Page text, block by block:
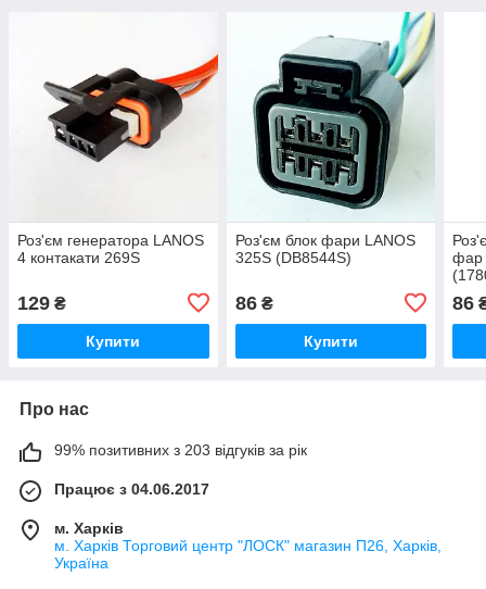
Роз'єм генератора LANOS
4 контакати 269S
129 ₴
Купити
Роз'єм блок фари LANOS
325S (DB8544S)
86₴
Купити
фар
86
Про нас
99% позитивних з 203 відгуків за рік
Працює з 04.06.2017
м. Харків
м. Харків Торговий центр "ЛОСК" магазин П26, Харків,
Україна